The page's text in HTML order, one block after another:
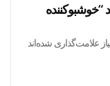
علامت‌گذاری شده‌اند